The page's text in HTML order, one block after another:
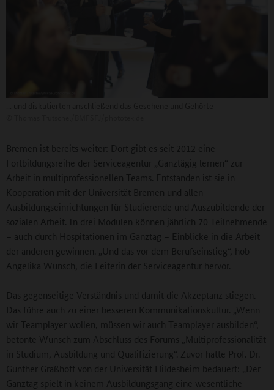
Bremen ist bereits weiter: Dort gibt es seit 2012 eine
Fortbildungsreihe der Serviceagentur „Ganztägig lernen“ zur
Arbeit in multiprofessionellen Teams. Entstanden ist sie in
Kooperation mit der Universität Bremen und allen
Ausbildungseinrichtungen für Studierende und Auszubildende der
sozialen Arbeit. In drei Modulen können jährlich 70 Teilnehmende
– auch durch Hospitationen im Ganztag – Einblicke in die Arbeit
der anderen gewinnen. „Und das vor dem Berufseinstieg“, hob
Angelika Wunsch, die Leiterin der Serviceagentur hervor.
Das gegenseitige Verständnis und damit die Akzeptanz stiegen.
Das führe auch zu einer besseren Kommunikationskultur. „Wenn
wir Teamplayer wollen, müssen wir auch Teamplayer ausbilden“,
betonte Wunsch zum Abschluss des Forums „Multiprofessionalität
in Studium, Ausbildung und Qualifizierung“. Zuvor hatte Prof. Dr.
Gunther Graßhoff von der Universität Hildesheim bedauert: „Der
Ganztag spielt in keinem Ausbildungsgang eine wesentliche